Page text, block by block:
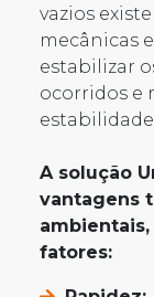
vazios
mecânicas
estabilizar
ocorridos e
A solução
vantagens
fatores: